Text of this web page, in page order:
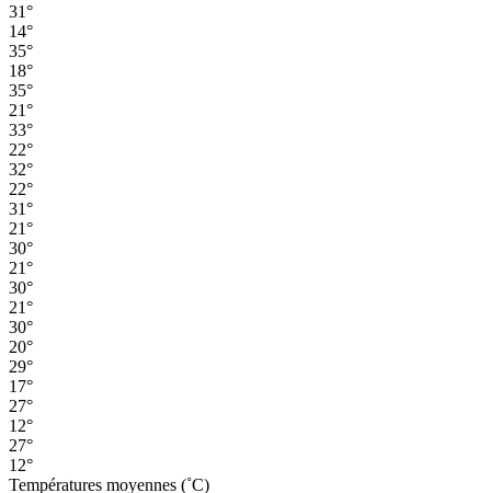
31°
14°
35°
18°
35°
21°
33°
22°
32°
22°
31°
21°
30°
21°
30°
21°
30°
20°
29°
17°
27°
12°
27°
12°
Températures moyennes (˚C)